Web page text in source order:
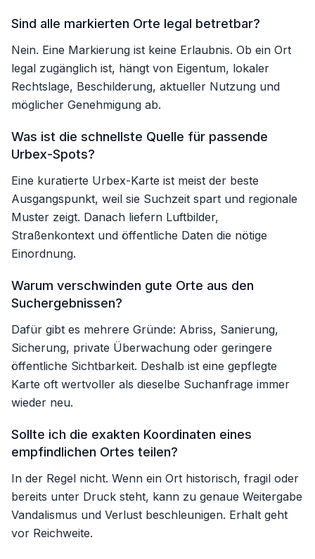
Sind alle markierten Orte legal betretbar?
Nein. Eine Markierung ist keine Erlaubnis. Ob ein Ort
legal zugänglich ist, hängt von Eigentum, lokaler
Rechtslage, Beschilderung, aktueller Nutzung und
möglicher Genehmigung ab.
Was ist die schnellste Quelle für passende
Urbex-Spots?
Eine kuratierte Urbex-Karte ist meist der beste
Ausgangspunkt, weil sie Suchzeit spart und regionale
Muster zeigt. Danach liefern Luftbilder,
Straßenkontext und öffentliche Daten die nötige
Einordnung.
Warum verschwinden gute Orte aus den
Suchergebnissen?
Dafür gibt es mehrere Gründe: Abriss, Sanierung,
Sicherung, private Überwachung oder geringere
öffentliche Sichtbarkeit. Deshalb ist eine gepflegte
Karte oft wertvoller als dieselbe Suchanfrage immer
wieder neu.
Sollte ich die exakten Koordinaten eines
empfindlichen Ortes teilen?
In der Regel nicht. Wenn ein Ort historisch, fragil oder
bereits unter Druck steht, kann zu genaue Weitergabe
Vandalismus und Verlust beschleunigen. Erhalt geht
vor Reichweite.